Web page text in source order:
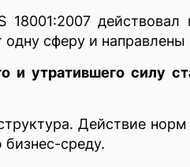
18001:2007
сферу и
и утратившего силу
Действие
среду.